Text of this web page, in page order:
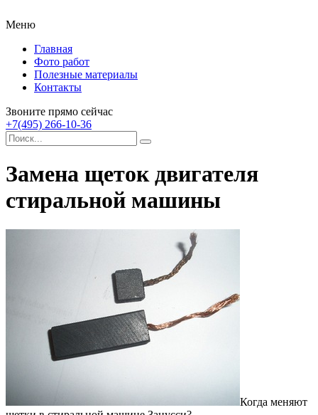
Меню
Главная
Фото работ
Полезные материалы
Контакты
Звоните прямо сейчас
+7(495) 266-10-36
Замена щеток двигателя
стиральной машины
Когда меняют